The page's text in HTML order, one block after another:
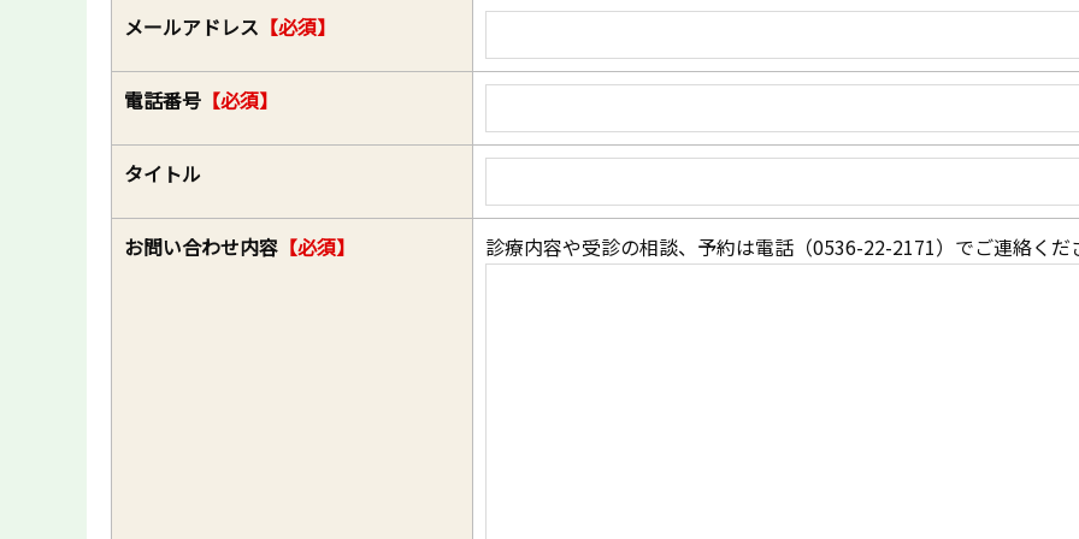
メールアドレス 【必須】
電話番号 【必須】
タイトル
お問い合わせ内容 【必須】 診療内容や受診の相談、予約は電話（0536-22-2171）でご連絡くだ